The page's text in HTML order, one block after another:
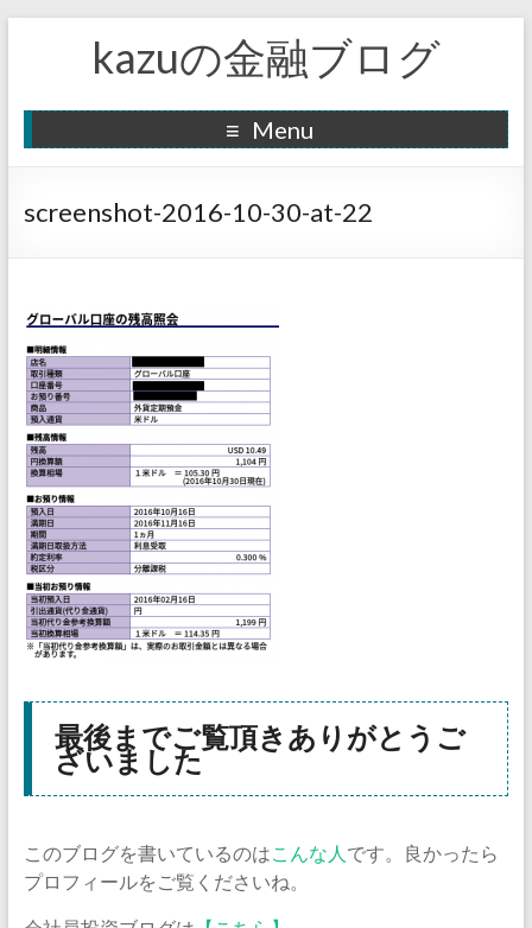
kazuの金融ブログ
Menu
screenshot-2016-10-30-at-22
最後までご覧頂きありがとうご
ざいました
このブログを書いているのはこんな人 です。良かったら
プロフィールをご覧くださいね。